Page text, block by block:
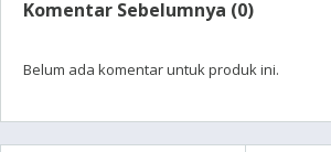
Komentar Sebelumnya (0)
Belum ada komentar untuk produk ini.